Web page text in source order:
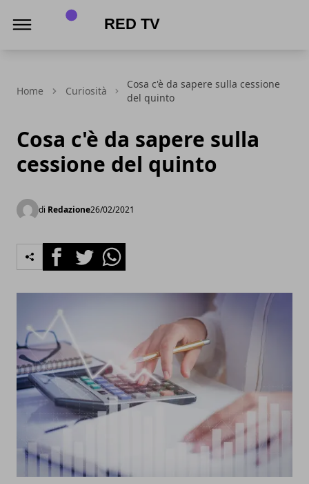
Home Curiosità
Cosa c'è da sapere sulla cessione
del quinto
Cosa c'è da sapere sulla
cessione del quinto
di Redazione26/02/2021
FacebookTwitterWhatsapp